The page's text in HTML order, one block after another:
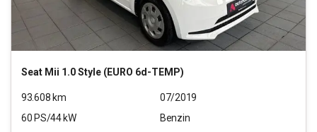
Seat Mii 1.0 Style (EURO 6d-TEMP)
93.608 km
07/2019
60 PS/44kW
Benzin